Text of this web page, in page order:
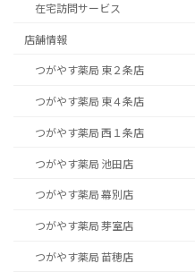
在宅訪問サービス
店舗情報
つがやす薬局 東２条店
つがやす薬局 東４条店
つがやす薬局 西１条店
つがやす薬局 池田店
つがやす薬局 幕別店
つがやす薬局 芽室店
つがやす薬局 苗穂店